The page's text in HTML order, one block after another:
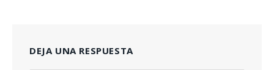
DEJA UNA RESPUESTA